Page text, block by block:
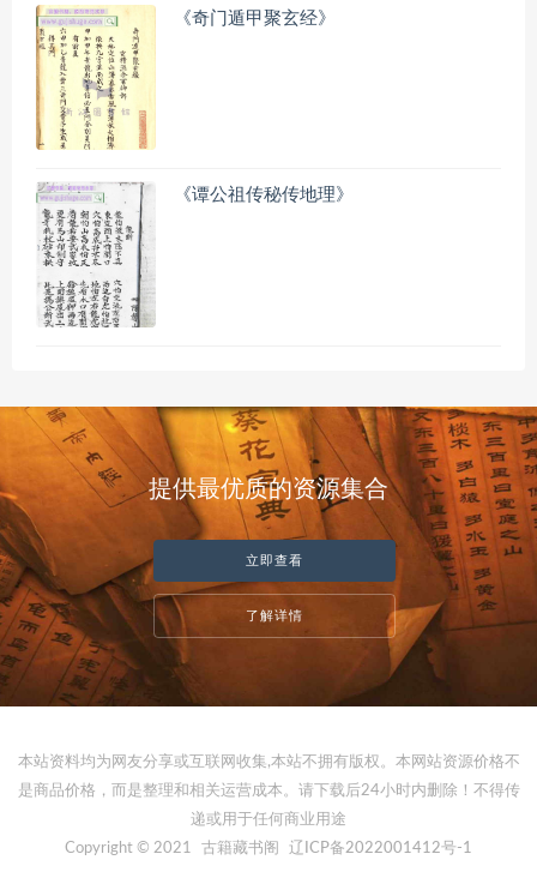
《奇门遁甲聚玄经》
《谭公祖传秘传地理》
提供最优质的资源集合
立即查看
了解详情
本站资料均为网友分享或互联网收集,本站不拥有版权。本网站资源价格不
是商品价格，而是整理和相关运营成本。请下载后24小时内删除！不得传
递或用于任何商业用途
Copyright © 2021
古籍藏书阁 辽ICP备2022001412号-1